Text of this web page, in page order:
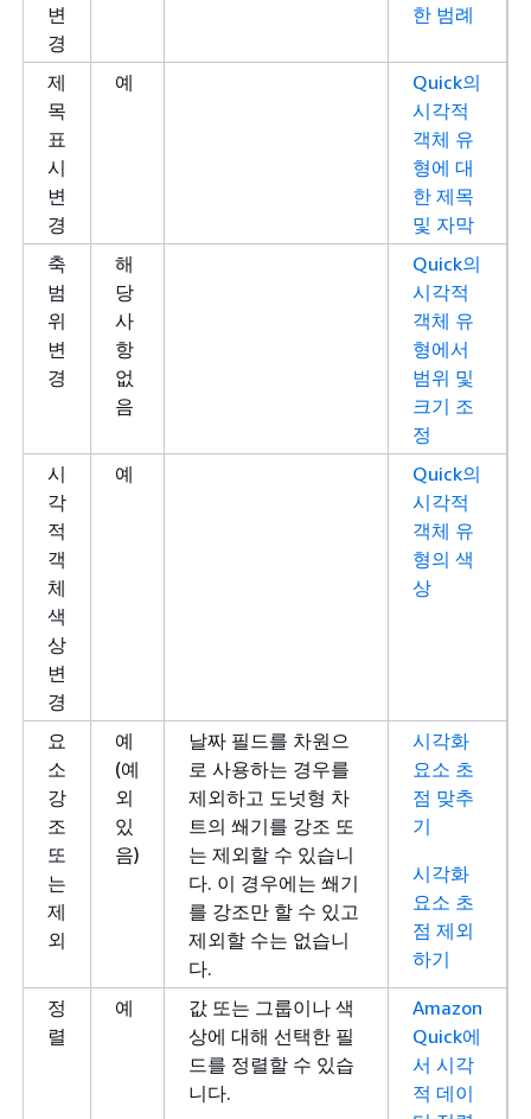
변
경
한 범례
제
목
표
시
변
경
예
Quick의
시각적
객체 유
형에 대
한 제목
및 자막
축
범
위
변
경
해
당
사
항
없
음
Quick의
시각적
객체 유
형에서
범위 및
크기 조
정
시
각
적
객
체
색
상
변
경
예
Quick의
시각적
객체 유
형의 색
상
요
소
강
조
또
는
제
외
예
(예
외
있
음)
날짜 필드를 차원으
로 사용하는 경우를
제외하고 도넛형 차
트의 쐐기를 강조 또
는 제외할 수 있습니
다. 이 경우에는 쐐기
를 강조만 할 수 있고
제외할 수는 없습니
다.
시각화
요소 초
점 맞추
기
시각화
요소 초
점 제외
하기
정
렬
예
값 또는 그룹이나 색
상에 대해 선택한 필
드를 정렬할 수 있습
니다.
Amazon
Quick에
서 시각
적 데이